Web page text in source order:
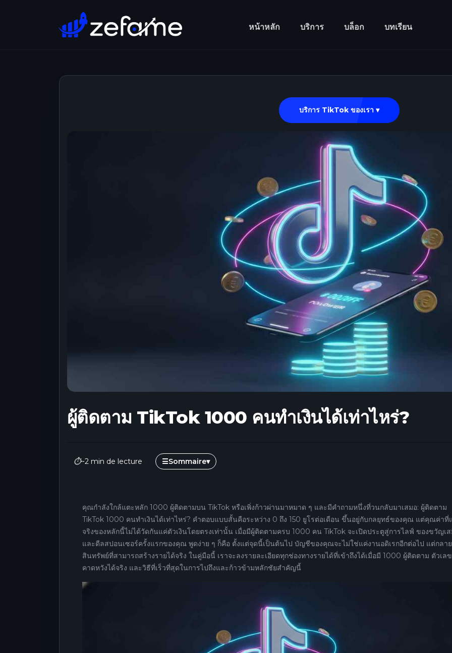
หน้าหลัก บริการ บล็อก บทเรียน
บริการ TikTok ของเรา ▾
ผู้ติดตาม TikTok 1000 คนทำเงินได้เท่าไหร่?
⏱~2 min de lecture ☰Sommaire▾
คุณกำลังใกล้แตะหลัก 1000 ผู้ติดตามบน TikTok หรือเพิ่งก้าวผ่านมาหมาด ๆ และมีคำถามหนึ่งที่วนกลับมาเสมอ: ผู้ติดตาม
TikTok 1000 คนทำเงินได้เท่าไหร่? คำตอบแบบสั้นคือระหว่าง 0 ถึง 150 ยูโรต่อเดือน ขึ้นอยู่กับกลยุทธ์ของคุณ แต่คุณค่าที่
จริงของหลักนี้ไม่ได้วัดกันแค่ตัวเงินโดยตรงเท่านั้น เมื่อมีผู้ติดตามครบ 1000 คน TikTok จะเปิดประตูสู่การไลฟ์ ของขวัญเ
และดีลสปอนเซอร์ครั้งแรกของคุณ พูดง่าย ๆ ก็คือ ตั้งแต่จุดนี้เป็นต้นไป บัญชีของคุณจะไม่ใช่แค่งานอดิเรกอีกต่อไป แต่กลา
สินทรัพย์ที่สามารถสร้างรายได้จริง ในคู่มือนี้ เราจะลงรายละเอียดทุกช่องทางรายได้ที่เข้าถึงได้เมื่อมี 1000 ผู้ติดตาม ตัวเล
คาดหวังได้จริง และวิธีที่เร็วที่สุดในการไปถึงและก้าวข้ามหลักชัยสำคัญนี้